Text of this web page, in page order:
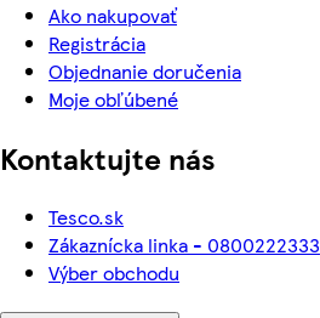
Ako nakupovať
Registrácia
Objednanie doručenia
Moje obľúbené
Kontaktujte nás
Tesco.sk
Zákaznícka linka - 0800222333
Výber obchodu